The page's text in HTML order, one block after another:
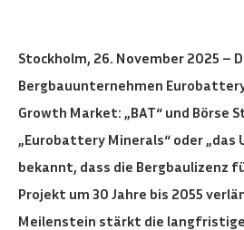
Stockholm, 26. November 2025 –
Bergbauunternehmen
Growth Market: „BAT“ und Börse
„Eurobattery Minerals“ oder
bekannt, dass die Bergbaulizenz
Projekt um 30 Jahre bis 2055
Meilenstein stärkt die